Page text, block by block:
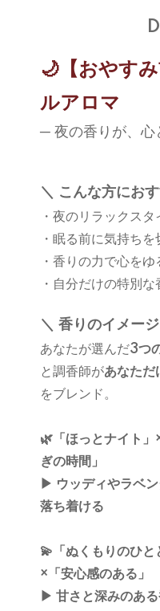
🌙【おやす
ルアロマ
─ 夜の香りが、心
＼ こんな方にお
・夜のリラックス
・眠る前に気持ち
・香りの力で心を
・自分だけの特別
＼ 香りのイメー
あなたが選んだ3つ
と調香師があなただ
をブレンド。
🌿「ほっとナイト
ぎの時間」
▶︎ ウッディやラベ
落ち着ける
💫「ぬくもりのひと
×「安心感のある」
▶︎ 甘さと深みのあ